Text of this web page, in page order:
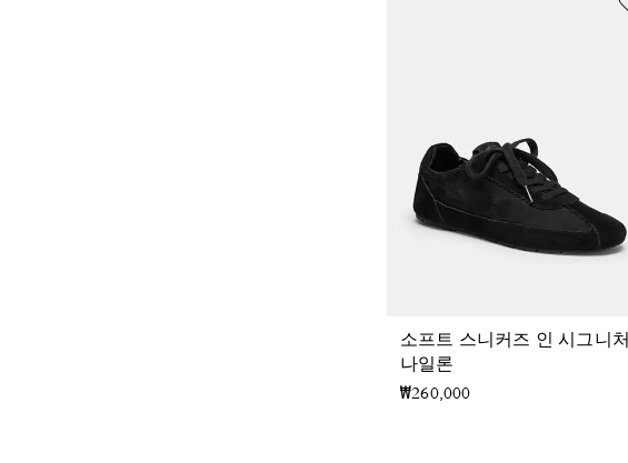
소프트 스니커즈 인 시그니처
나일론
₩260,000